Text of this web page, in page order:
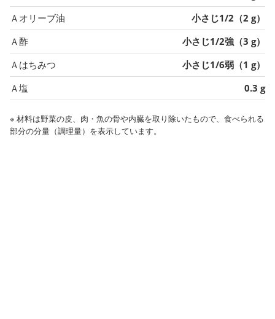
Ａオリーブ油
小さじ1/2（2 g）
Ａ酢
小さじ1/2強（3 g）
Ａはちみつ
小さじ1/6弱（1 g）
Ａ塩
0.3 g
※ 材料は野菜の皮、肉・魚の骨や内臓を取り除いたもので、食べられる
部分の分量（調理量）を表示しています。